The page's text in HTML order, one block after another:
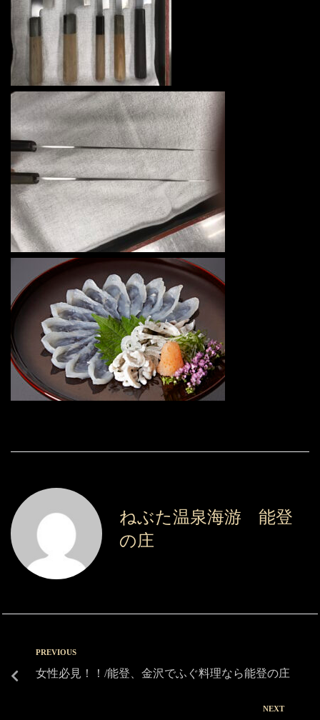
ねぶた温泉海游 能登
の庄
PREVIOUS
女性必見！！/能登、金沢でふぐ料理なら能登の庄
NEXT